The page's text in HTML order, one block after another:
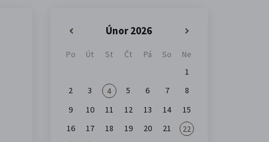
Únor 2026
Po Út St Čt Pá So
Ne
1
2
3 4 5 6 7
8
9
10 11 12 13 14
15
16
17 18 19 20 21
22